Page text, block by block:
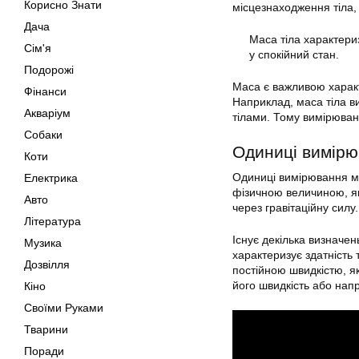
Корисно Знати
Дача
Сім'я
Подорожі
Фінанси
Акваріум
Собаки
Коти
Електрика
Авто
Література
Музика
Дозвілля
Кіно
Своїми Руками
Тварини
Поради
місцезнаходження
Маса тіла
у спокійний стан.
Маса є важливою
Наприклад, маса тіла
тілами. Тому
Одиниці
Одиниці вимірювання
фізичною величиною,
через гравітаційну силу.
Існує декілька
характеризує
постійною швидкістю,
його швидкість або